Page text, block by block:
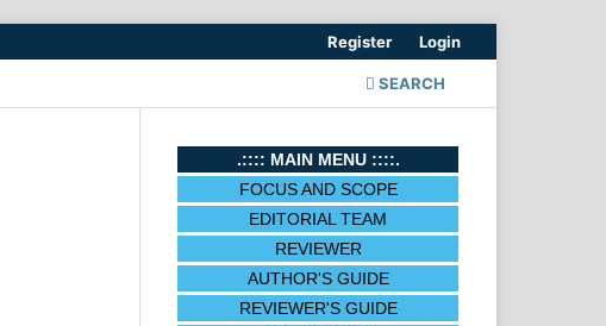
SEARCH
Register Login
.:::: MAIN MENU ::::.
FOCUS AND SCOPE
EDITORIAL TEAM
REVIEWER
AUTHOR'S GUIDE
REVIEWER'S GUIDE